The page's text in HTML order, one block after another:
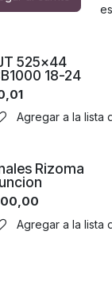
a la lista de
525x44
18-24
Agregar a la lista
Rizoma
Agregar a la lista